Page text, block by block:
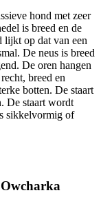
hond met zeer
is breed en de
lijkt op dat van een
De neus is breed
De oren hangen
breed en
botten. De staart
De staart wordt
sikkelvormig of